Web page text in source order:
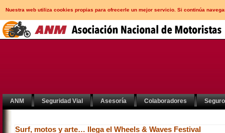
Nuestra web utiliza cookies propias para ofrecerle un mejor servicio. Si continúa
ANM Seguridad Vial Asesoría Colaboradores
Surf, motos y arte… llega el Wheels & Waves Festival